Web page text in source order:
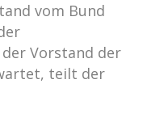
vom Bund
Vorstand der
teilt der